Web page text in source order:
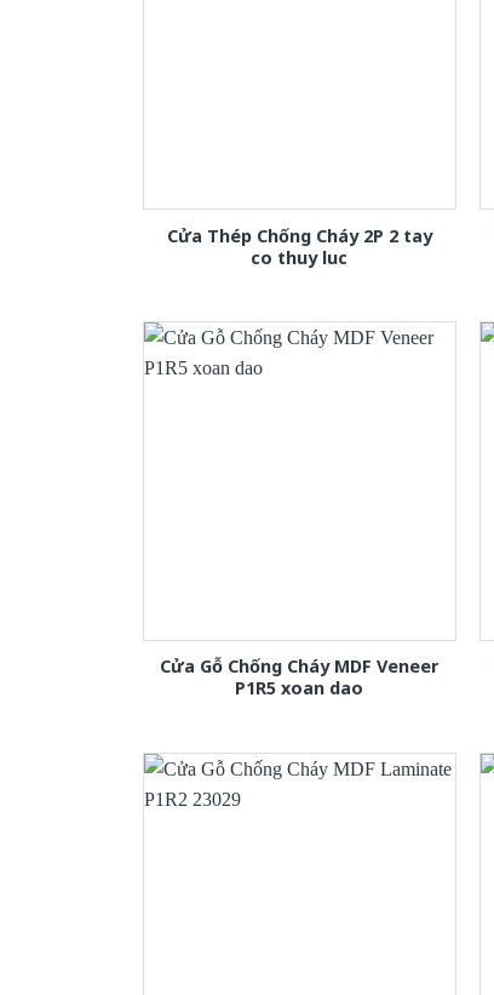
Cửa Thép Chống Cháy 2P 2 tay
co thuy luc
Cửa Gỗ Chống Cháy MDF Veneer
P1R5 xoan dao